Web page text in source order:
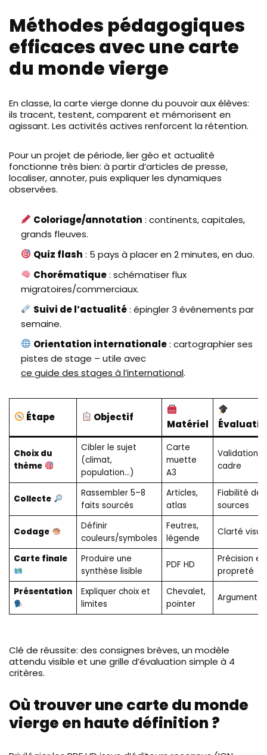
Méthodes pédagogiques
efficaces avec une carte
du monde vierge
En classe, la carte vierge donne du pouvoir aux élèves:
ils tracent, testent, comparent et mémorisent en
agissant. Les activités actives renforcent la rétention.
Pour un projet de période, lier géo et actualité
fonctionne très bien: à partir d’articles de presse,
localiser, annoter, puis expliquer les dynamiques
observées.
Coloriage/annotation : continents, capitales,
grands fleuves.
Quiz flash : 5 pays à placer en 2 minutes, en duo.
Chorématique: schématiser flux
migratoires/commerciaux.
Suivi de l’actualité: épingler 3 événements par
semaine.
Orientation internationale: cartographier ses
pistes de stage – utile avec
ce guide des stages à l’international.
Étape Objectif
Matériel
Choix du
thème
Cibler le sujet
(climat,
population…)
Carte
muette
A3
Validation
cadre
Collecte
Rassembler 5–8
faits sourcés
Articles,
atlas
Fiabilité des
sources
Codage
Définir
couleurs/symboles
Feutres,
légende
Clarté
Carte finale
Produire une
synthèse lisible
PDF HD
Précision et
propreté
Présentation
Expliquer choix et
limites
Chevalet,
pointer
Clé de réussite: des consignes brèves, un modèle
attendu visible et une grille d’évaluation simple à 4
critères.
Où trouver une carte du monde
vierge en haute définition ?